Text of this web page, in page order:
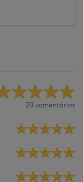
20 comentários